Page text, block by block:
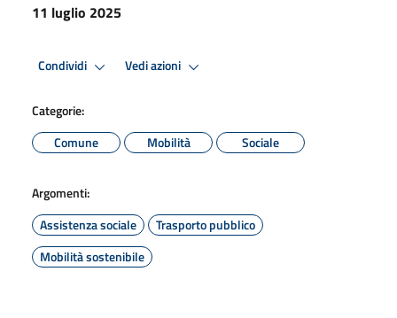
11 luglio 2025
Condividi Vedi azioni
Categorie:
Comune
Mobilità Sociale
Argomenti:
Assistenza sociale
Trasporto pubblico
Mobilità sostenibile